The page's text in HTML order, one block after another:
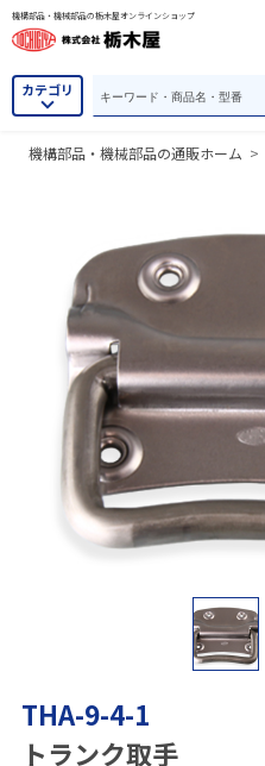
機構部品・機械部品の栃木屋オンラインショップ
カテゴリ
機構部品・機械部品の通販ホーム >
THA-9-4-1
トランク取手